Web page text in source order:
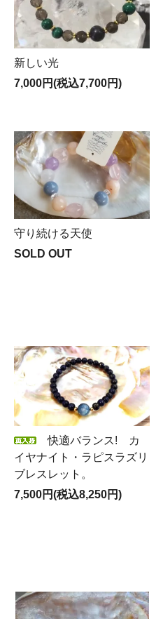
新しい光
7,000円(税込7,700円)
守り続ける天使
SOLD OUT
快適バランス! カ
イヤナイト・ラピスラズリ
ブレスレット。
7,500円(税込8,250円)